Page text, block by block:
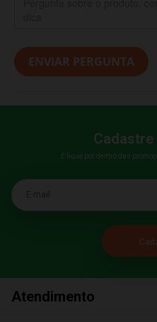
ENVIAR PERGUNTA
Cadastre
E fique por dentro das
E-mail
Atendimento